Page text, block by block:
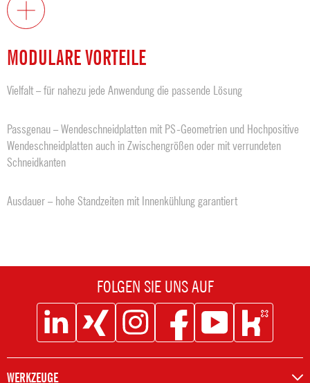
MODULARE VORTEILE
Vielfalt – für nahezu jede Anwendung die passende Lösung
Passgenau – Wendeschneidplatten mit PS-Geometrien und Hochpositive
Wendeschneidplatten auch in Zwischengrößen oder mit ­verrundeten
Schneidkanten
Ausdauer – hohe Standzeiten mit Innenkühlung garantiert
FOLGEN SIE UNS AUF
Social
Icon
Linkedin
Social
Icon
XING
Social
Icon
Instagram
Social
Icon
Facebook
Social
Icon
Youtube
Social
Icon
Kununu
WERKZEUGE